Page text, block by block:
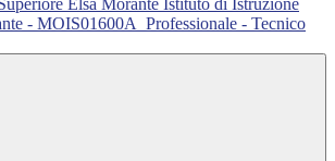
Istituto di Istruzione
- MOIS01600A Professionale - Tecnico